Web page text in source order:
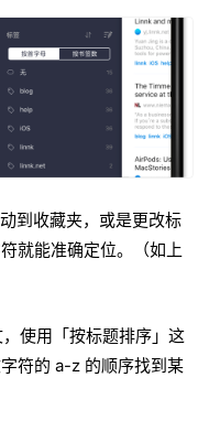
到收藏夹，或是更改标
就能准确定位。（如上
使用「按标题排序」这
符的 a-z 的顺序找到某